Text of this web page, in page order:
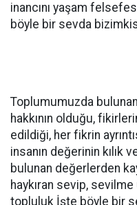
inancını yaşam
böyle bir sevda
Toplumumuzda
hakkının olduğu,
edildiği, her fikrin
insanın değerinin kılık
bulunan değerlerden
haykıran sevip,
topluluk İşte böyle bir